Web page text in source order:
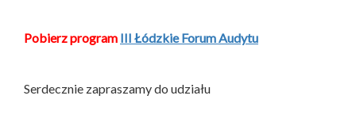
Pobierz program III Łódzkie Forum Audytu
Serdecznie zapraszamy do udziału